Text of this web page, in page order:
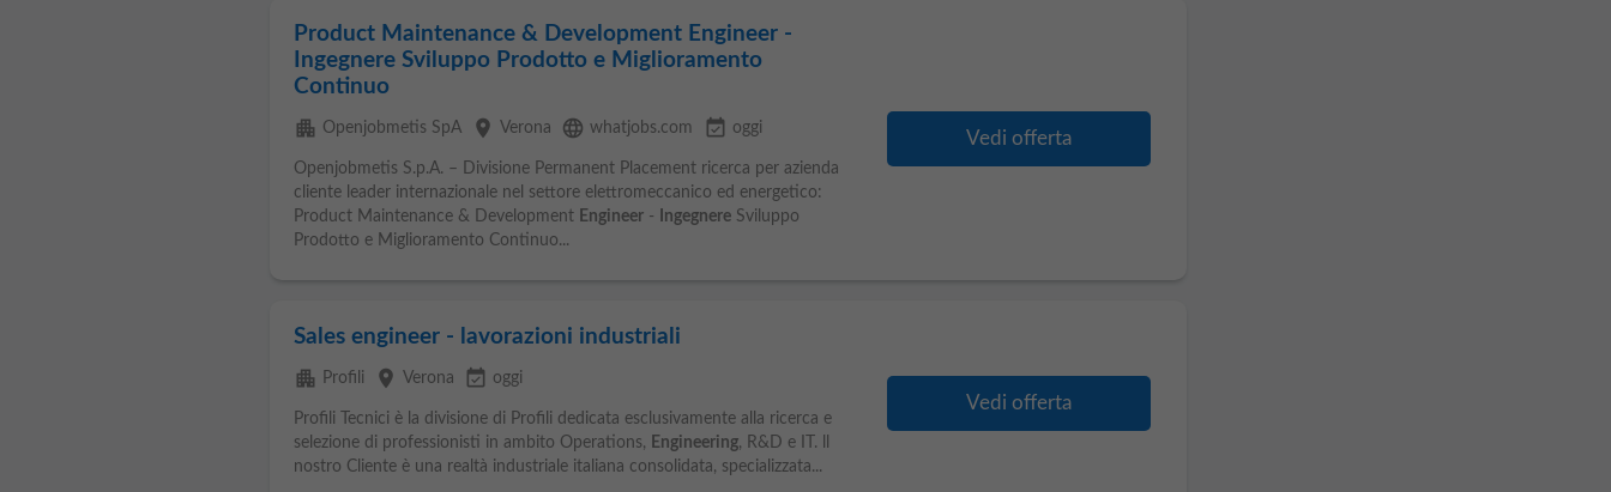
Product Maintenance & Development Engineer -
Ingegnere Sviluppo Prodotto e Miglioramento
Continuo
apartment Openjobmetis SpA place Verona language whatjobs.com event_available oggi
Openjobmetis S.p.A. – Divisione Permanent Placement ricerca per azienda
cliente leader internazionale nel settore elettromeccanico ed energetico:
Product Maintenance & Development Engineer- IngegnereSviluppo
Prodotto e Miglioramento Continuo...
Vedi offerta
Sales engineer - lavorazioni industriali
apartment Profili place Verona event_available oggi
Profili Tecnici è la divisione di Profili dedicata esclusivamente alla ricerca e
selezione di professionisti in ambito Operations, Engineering, R&D e IT. ll
nostro Cliente è una realtà industriale italiana consolidata, specializzata...
Vedi offerta